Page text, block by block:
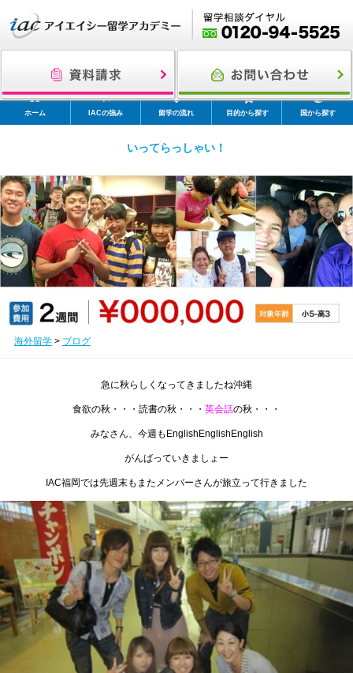
ホーム IACの強み 留学の流れ 目的から探す 国から探す
いってらっしゃい！
海外留学> ブログ
急に秋らしくなってきましたね沖縄
食欲の秋・・・読書の秋・・・ 英会話の秋・・・
みなさん、今週もEnglishEnglishEnglish
がんばっていきましょー
IAC福岡では先週末もまたメンバーさんが旅立って行きました